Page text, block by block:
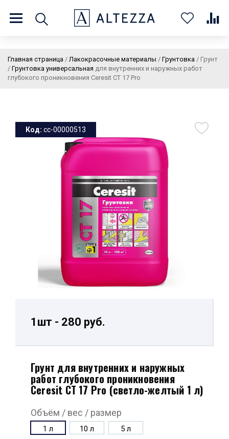
8 (800) 201 60 03 9:00 - 21:00 ПН-ВС
Личный кабинет
Каталог 0
Главная страница / Лакокрасочные материалы / Грунтовка
/ Грунтовка универсальная
/ Грунт
для внутренних и наружных работ
глубокого проникновения Ceresit СТ 17 Pro
Код: cc-00000513
1шт - 280 руб.
Грунт для внутренних и наружных
работ глубокого проникновения
Ceresit СТ 17 Pro (светло-желтый 1 л)
Объём / вес / размер
1 л 10 л 5 л